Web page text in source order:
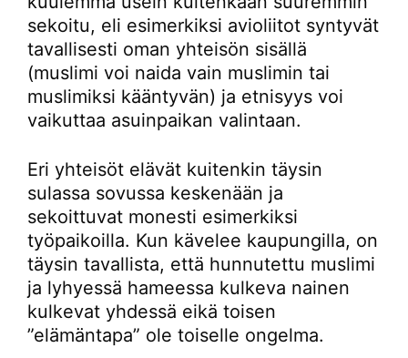
sekoitu, eli esimerkiksi avioliitot syntyvät
tavallisesti oman yhteisön sisällä
(muslimi voi naida vain muslimin tai
muslimiksi kääntyvän) ja etnisyys voi
vaikuttaa asuinpaikan valintaan.
Eri yhteisöt elävät kuitenkin täysin
sulassa sovussa keskenään ja
sekoittuvat monesti esimerkiksi
työpaikoilla. Kun kävelee kaupungilla, on
täysin tavallista, että hunnutettu muslimi
ja lyhyessä hameessa kulkeva nainen
kulkevat yhdessä eikä toisen
”elämäntapa” ole toiselle ongelma.